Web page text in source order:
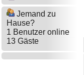
Jemand zu
Hause?
1 Benutzer online
13 Gäste